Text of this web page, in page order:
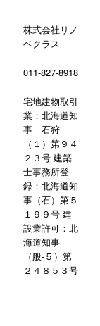
株式会社リノ
ベクラス
011-827-8918
宅地建物取引
業：北海道知
事 石狩
（１）第９４
２３号 建築
士事務所登
録：北海道知
事（石）第５
１９９号 建
設業許可：北
海道知事
（般-５）第
２４８５３号